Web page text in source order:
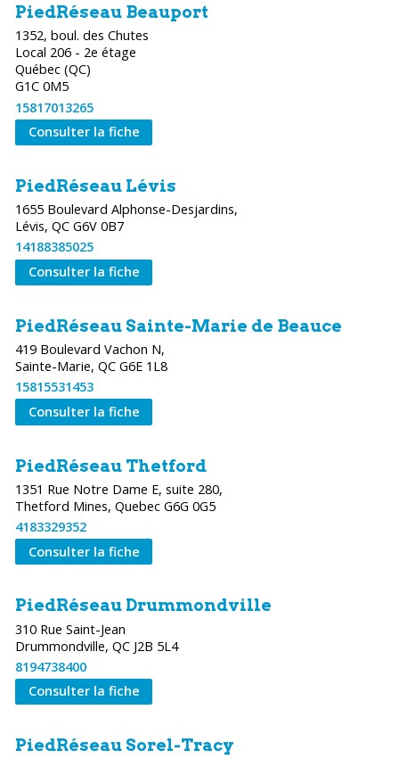
PiedRéseau Beauport
1352, boul. des Chutes
Local 206 - 2e étage
Québec (QC)
G1C 0M5
15817013265
Consulter la fiche
PiedRéseau Lévis
1655 Boulevard Alphonse-Desjardins,
Lévis, QC G6V 0B7
14188385025
Consulter la fiche
PiedRéseau Sainte-Marie de Beauce
419 Boulevard Vachon N,
Sainte-Marie, QC G6E 1L8
15815531453
Consulter la fiche
PiedRéseau Thetford
1351 Rue Notre Dame E, suite 280,
Thetford Mines, Quebec G6G 0G5
4183329352
Consulter la fiche
PiedRéseau Drummondville
310 Rue Saint-Jean
Drummondville, QC J2B 5L4
8194738400
Consulter la fiche
PiedRéseau Sorel-Tracy